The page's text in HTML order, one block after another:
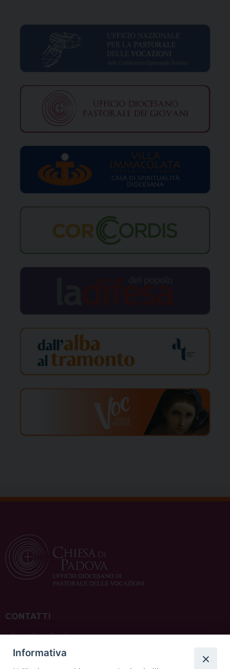
CONTATTI
ufficio: Casa Pio X
via Bonporti, 20 – 35141 Padova
tel: +39 351 619 2354
Informativa